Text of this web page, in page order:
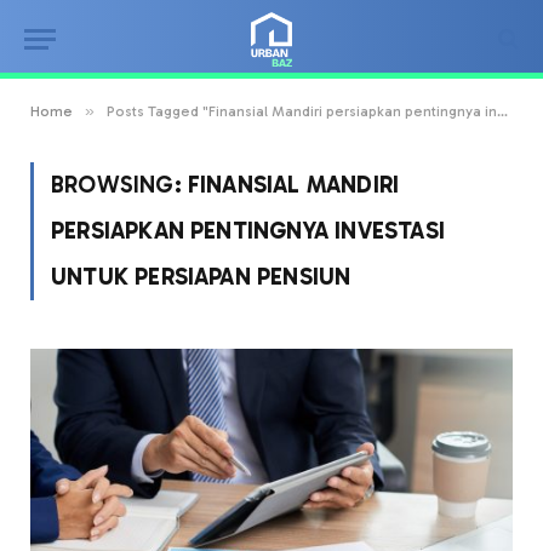
Home » Posts Tagged "Finansial Mandiri persiapkan pentingnya investasi untuk persiapan pensiun"
BROWSING: FINANSIAL MANDIRI
PERSIAPKAN PENTINGNYA INVESTASI
UNTUK PERSIAPAN PENSIUN